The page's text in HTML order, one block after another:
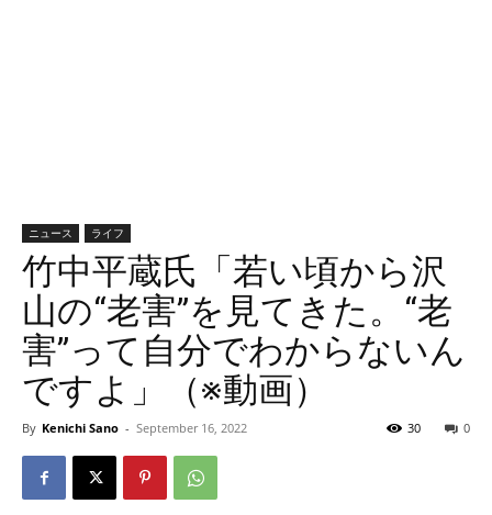
ニュース ライフ
竹中平蔵氏「若い頃から沢
山の“老害”を見てきた。“老
害”って自分でわからないん
ですよ」（※動画）
By Kenichi Sano - September 16, 2022 0
30